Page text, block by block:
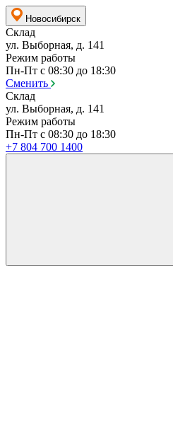
Новосибирск
Склад
ул. Выборная, д. 141
Режим работы
Пн-Пт с 08:30 до 18:30
Сменить
Склад
ул. Выборная, д. 141
Режим работы
Пн-Пт с 08:30 до 18:30
+7 804 700 1400